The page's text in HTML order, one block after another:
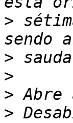
>
>
>
>
>